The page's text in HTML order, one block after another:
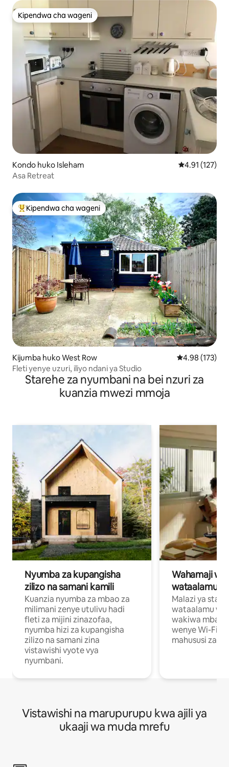
Kipendwa cha wageni
Kipendwa cha wageni
Kondo huko Isleham Ukadiriaji wa
4.91 (127)
Asa Retreat
Kipendwa maarufu cha wageni
Kipendwa cha wageni
Kijumba huko West Row Ukadiriaji wa
4.98 (173)
Fleti yenye uzuri, iliyo ndani ya Studio
Starehe za nyumbani na bei nzuri za
kuanzia mwezi mmoja
Nyumba za kupangisha
zilizo na samani kamili
Kuanzia nyumba za mbao za
milimani zenye utulivu hadi
fleti za mijini zinazofaa,
nyumba hizi za kupangisha
zilizo na samani zina
vistawishi vyote vya
nyumbani.
Wahamaji
wataalamu
Malazi ya
wataalamu
wakiwa mbali
wenye Wi-Fi
mahususi za
Vistawishi na marupurupu kwa ajili ya
ukaaji wa muda mrefu